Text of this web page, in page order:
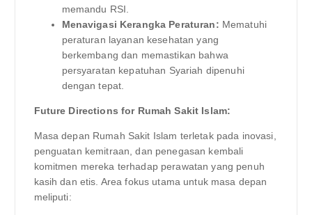
memandu RSI.
Menavigasi Kerangka Peraturan: Mematuhi
peraturan layanan kesehatan yang
berkembang dan memastikan bahwa
persyaratan kepatuhan Syariah dipenuhi
dengan tepat.
Future Directions for Rumah Sakit Islam:
Masa depan Rumah Sakit Islam terletak pada inovasi,
penguatan kemitraan, dan penegasan kembali
komitmen mereka terhadap perawatan yang penuh
kasih dan etis. Area fokus utama untuk masa depan
meliputi: